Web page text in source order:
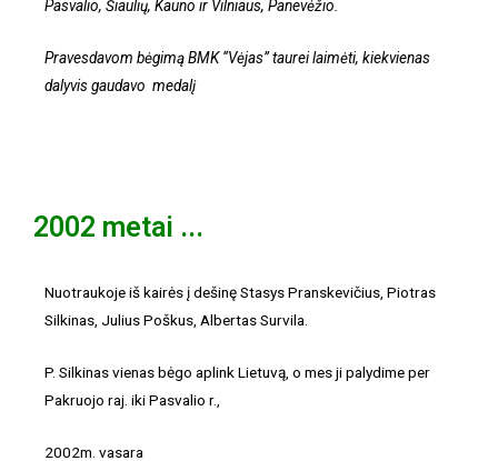
Pasvalio, Šiaulių, Kauno ir Vilniaus, Panevėžio.
Pravesdavom bėgimą BMK “Vėjas” taurei laimėti, kiekvienas
dalyvis gaudavo medalį
2002 metai ...
Nuotraukoje iš kairės į dešinę Stasys Pranskevičius, Piotras
Silkinas, Julius Poškus, Albertas Survila.
P. Silkinas vienas bėgo aplink Lietuvą, o mes ji palydime per
Pakruojo raj. iki Pasvalio r.,
2002m. vasara